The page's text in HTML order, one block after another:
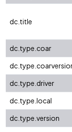
dc.title
dc.type.coar
dc.type.driver
dc.type.local
dc.type.version